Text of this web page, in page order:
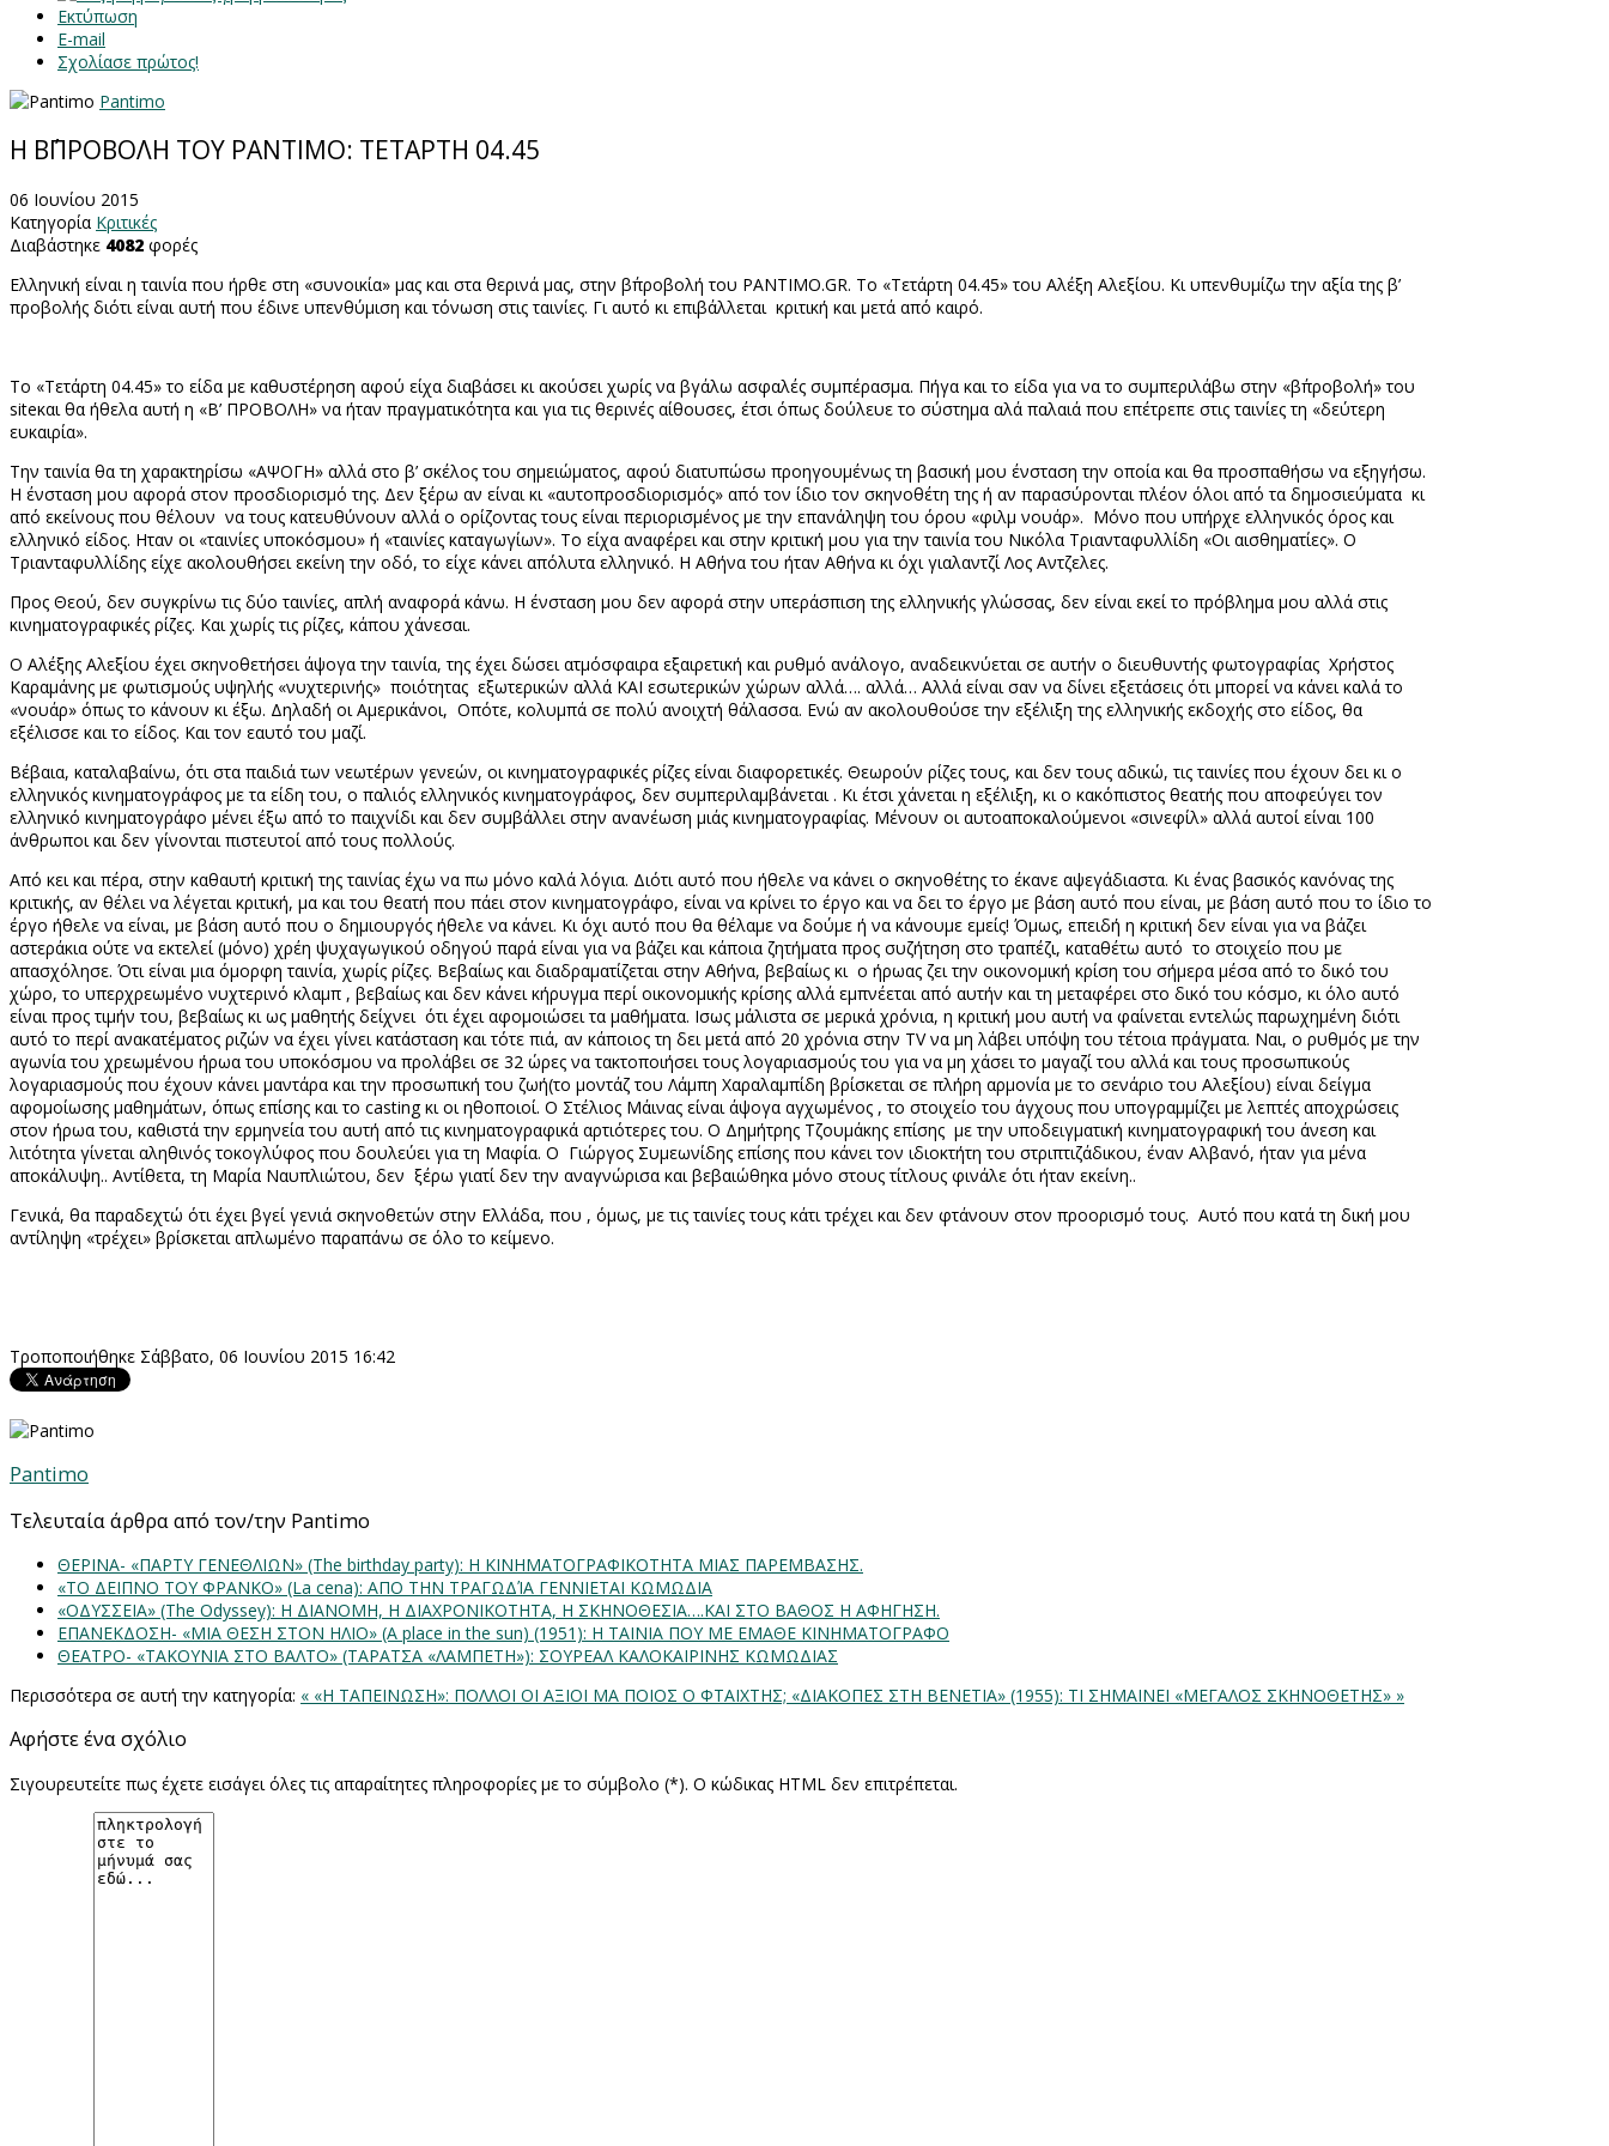
Εκτύπωση
E-mail
Σχολίασε πρώτος!
Pantimo
Η Β΄ΠΡΟΒΟΛΗ ΤΟΥ PANTIMO: ΤΕΤΑΡΤΗ 04.45
06 Ιουνίου 2015
Κατηγορία Κριτικές
Διαβάστηκε 4082 φορές
Ελληνική είναι η ταινία που ήρθε στη «συνοικία» μας και στα θερινά μας, στην β΄προβολή του PANTIMO.GR. Το «Τετάρτη 04.45» του Αλέξη Αλεξίου. Κι υπενθυμίζω την αξία της β’
προβολής διότι είναι αυτή που έδινε υπενθύμιση και τόνωση στις ταινίες. Γι αυτό κι επιβάλλεται κριτική και μετά από καιρό.
Το «Τετάρτη 04.45» το είδα με καθυστέρηση αφού είχα διαβάσει κι ακούσει χωρίς να βγάλω ασφαλές συμπέρασμα. Πήγα και το είδα για να το συμπεριλάβω στην «β΄προβολή» του
siteκαι θα ήθελα αυτή η «Β’ ΠΡΟΒΟΛΗ» να ήταν πραγματικότητα και για τις θερινές αίθουσες, έτσι όπως δούλευε το σύστημα αλά παλαιά που επέτρεπε στις ταινίες τη «δεύτερη
ευκαιρία».
Την ταινία θα τη χαρακτηρίσω «ΑΨΟΓΗ» αλλά στο β’ σκέλος του σημειώματος, αφού διατυπώσω προηγουμένως τη βασική μου ένσταση την οποία και θα προσπαθήσω να εξηγήσω.
Η ένσταση μου αφορά στον προσδιορισμό της. Δεν ξέρω αν είναι κι «αυτοπροσδιορισμός» από τον ίδιο τον σκηνοθέτη της ή αν παρασύρονται πλέον όλοι από τα δημοσιεύματα κι
από εκείνους που θέλουν να τους κατευθύνουν αλλά ο ορίζοντας τους είναι περιορισμένος με την επανάληψη του όρου «φιλμ νουάρ». Μόνο που υπήρχε ελληνικός όρος και
ελληνικό είδος. Ηταν οι «ταινίες υποκόσμου» ή «ταινίες καταγωγίων». Το είχα αναφέρει και στην κριτική μου για την ταινία του Νικόλα Τριανταφυλλίδη «Οι αισθηματίες». Ο
Τριανταφυλλίδης είχε ακολουθήσει εκείνη την οδό, το είχε κάνει απόλυτα ελληνικό. Η Αθήνα του ήταν Αθήνα κι όχι γιαλαντζί Λος Αντζελες.
Προς Θεού, δεν συγκρίνω τις δύο ταινίες, απλή αναφορά κάνω. Η ένσταση μου δεν αφορά στην υπεράσπιση της ελληνικής γλώσσας, δεν είναι εκεί το πρόβλημα μου αλλά στις
κινηματογραφικές ρίζες. Και χωρίς τις ρίζες, κάπου χάνεσαι.
Ο Αλέξης Αλεξίου έχει σκηνοθετήσει άψογα την ταινία, της έχει δώσει ατμόσφαιρα εξαιρετική και ρυθμό ανάλογο, αναδεικνύεται σε αυτήν ο διευθυντής φωτογραφίας Χρήστος
Καραμάνης με φωτισμούς υψηλής «νυχτερινής» ποιότητας εξωτερικών αλλά ΚΑΙ εσωτερικών χώρων αλλά…. αλλά… Αλλά είναι σαν να δίνει εξετάσεις ότι μπορεί να κάνει καλά το
«νουάρ» όπως το κάνουν κι έξω. Δηλαδή οι Αμερικάνοι, Οπότε, κολυμπά σε πολύ ανοιχτή θάλασσα. Ενώ αν ακολουθούσε την εξέλιξη της ελληνικής εκδοχής στο είδος, θα
εξέλισσε και το είδος. Και τον εαυτό του μαζί.
Βέβαια, καταλαβαίνω, ότι στα παιδιά των νεωτέρων γενεών, οι κινηματογραφικές ρίζες είναι διαφορετικές. Θεωρούν ρίζες τους, και δεν τους αδικώ, τις ταινίες που έχουν δει κι ο
ελληνικός κινηματογράφος με τα είδη του, ο παλιός ελληνικός κινηματογράφος, δεν συμπεριλαμβάνεται . Κι έτσι χάνεται η εξέλιξη, κι ο κακόπιστος θεατής που αποφεύγει τον
ελληνικό κινηματογράφο μένει έξω από το παιχνίδι και δεν συμβάλλει στην ανανέωση μιάς κινηματογραφίας. Μένουν οι αυτοαποκαλούμενοι «σινεφίλ» αλλά αυτοί είναι 100
άνθρωποι και δεν γίνονται πιστευτοί από τους πολλούς.
Από κει και πέρα, στην καθαυτή κριτική της ταινίας έχω να πω μόνο καλά λόγια. Διότι αυτό που ήθελε να κάνει ο σκηνοθέτης το έκανε αψεγάδιαστα. Κι ένας βασικός κανόνας της
κριτικής, αν θέλει να λέγεται κριτική, μα και του θεατή που πάει στον κινηματογράφο, είναι να κρίνει το έργο και να δει το έργο με βάση αυτό που είναι, με βάση αυτό που το ίδιο το
έργο ήθελε να είναι, με βάση αυτό που ο δημιουργός ήθελε να κάνει. Κι όχι αυτό που θα θέλαμε να δούμε ή να κάνουμε εμείς! Όμως, επειδή η κριτική δεν είναι για να βάζει
αστεράκια ούτε να εκτελεί (μόνο) χρέη ψυχαγωγικού οδηγού παρά είναι για να βάζει και κάποια ζητήματα προς συζήτηση στο τραπέζι, καταθέτω αυτό το στοιχείο που με
απασχόλησε. Ότι είναι μια όμορφη ταινία, χωρίς ρίζες. Βεβαίως και διαδραματίζεται στην Αθήνα, βεβαίως κι ο ήρωας ζει την οικονομική κρίση του σήμερα μέσα από το δικό του
χώρο, το υπερχρεωμένο νυχτερινό κλαμπ , βεβαίως και δεν κάνει κήρυγμα περί οικονομικής κρίσης αλλά εμπνέεται από αυτήν και τη μεταφέρει στο δικό του κόσμο, κι όλο αυτό
είναι προς τιμήν του, βεβαίως κι ως μαθητής δείχνει ότι έχει αφομοιώσει τα μαθήματα. Ισως μάλιστα σε μερικά χρόνια, η κριτική μου αυτή να φαίνεται εντελώς παρωχημένη διότι
αυτό το περί ανακατέματος ριζών να έχει γίνει κατάσταση και τότε πιά, αν κάποιος τη δει μετά από 20 χρόνια στην TVνα μη λάβει υπόψη του τέτοια πράγματα. Ναι, ο ρυθμός με την
αγωνία του χρεωμένου ήρωα του υποκόσμου να προλάβει σε 32 ώρες να τακτοποιήσει τους λογαριασμούς του για να μη χάσει το μαγαζί του αλλά και τους προσωπικούς
λογαριασμούς που έχουν κάνει μαντάρα και την προσωπική του ζωή(το μοντάζ του Λάμπη Χαραλαμπίδη βρίσκεται σε πλήρη αρμονία με το σενάριο του Αλεξίου) είναι δείγμα
αφομοίωσης μαθημάτων, όπως επίσης και το castingκι οι ηθοποιοί. Ο Στέλιος Μάινας είναι άψογα αγχωμένος , το στοιχείο του άγχους που υπογραμμίζει με λεπτές αποχρώσεις
στον ήρωα του, καθιστά την ερμηνεία του αυτή από τις κινηματογραφικά αρτιότερες του. Ο Δημήτρης Τζουμάκης επίσης με την υποδειγματική κινηματογραφική του άνεση και
λιτότητα γίνεται αληθινός τοκογλύφος που δουλεύει για τη Μαφία. Ο Γιώργος Συμεωνίδης επίσης που κάνει τον ιδιοκτήτη του στριπτιζάδικου, έναν Αλβανό, ήταν για μένα
αποκάλυψη.. Αντίθετα, τη Μαρία Ναυπλιώτου, δεν ξέρω γιατί δεν την αναγνώρισα και βεβαιώθηκα μόνο στους τίτλους φινάλε ότι ήταν εκείνη..
Γενικά, θα παραδεχτώ ότι έχει βγεί γενιά σκηνοθετών στην Ελλάδα, που , όμως, με τις ταινίες τους κάτι τρέχει και δεν φτάνουν στον προορισμό τους. Αυτό που κατά τη δική μου
αντίληψη «τρέχει» βρίσκεται απλωμένο παραπάνω σε όλο το κείμενο.
Τροποποιήθηκε Σάββατο, 06 Ιουνίου 2015 16:42
Pantimo
Τελευταία άρθρα από τον/την Pantimo
ΘΕΡΙΝΑ- «ΠΑΡΤΥ ΓΕΝΕΘΛΙΩΝ» (The birthday party): H KINHMATOΓΡΑΦΙΚΟΤΗΤΑ ΜΙΑΣ ΠΑΡΕΜΒΑΣΗΣ.
«ΤΟ ΔΕΙΠΝΟ ΤΟΥ ΦΡΑΝΚΟ» (La cena): ΑΠΟ ΤΗΝ ΤΡΑΓΩΔΊΑ ΓΕΝΝΙΕΤΑΙ ΚΩΜΩΔΙΑ
«ΟΔΥΣΣΕΙΑ» (The Odyssey): Η ΔΙΑΝΟΜΗ, Η ΔΙΑΧΡΟΝΙΚΟΤΗΤΑ, Η ΣΚΗΝΟΘΕΣΙΑ….ΚΑΙ ΣΤΟ ΒΑΘΟΣ Η ΑΦΗΓΗΣΗ.
ΕΠΑΝΕΚΔΟΣΗ- «ΜΙΑ ΘΕΣΗ ΣΤΟΝ ΗΛΙΟ» (Α place in the sun) (1951): Η ΤΑΙΝΙΑ ΠΟΥ ΜΕ ΕΜΑΘΕ ΚΙΝΗΜΑΤΟΓΡΑΦΟ
ΘΕΑΤΡΟ- «ΤΑΚΟΥΝΙΑ ΣΤΟ ΒΑΛΤΟ» (ΤΑΡΑΤΣΑ «ΛΑΜΠΕΤΗ»): ΣΟΥΡΕΑΛ ΚΑΛΟΚΑΙΡΙΝΗΣ ΚΩΜΩΔΙΑΣ
Περισσότερα σε αυτή την κατηγορία: « «Η ΤΑΠΕΙΝΩΣΗ»: ΠΟΛΛΟΙ ΟΙ ΑΞΙΟΙ ΜΑ ΠΟΙΟΣ Ο ΦΤΑΙΧΤΗΣ; «ΔΙΑΚΟΠΕΣ ΣΤΗ ΒΕΝΕΤΙΑ» (1955): ΤΙ ΣΗΜΑΙΝΕΙ «ΜΕΓΑΛΟΣ ΣΚΗΝΟΘΕΤΗΣ» »
Αφήστε ένα σχόλιο
Σιγουρευτείτε πως έχετε εισάγει όλες τις απαραίτητες πληροφορίες με το σύμβολο (*). Ο κώδικας HTML δεν επιτρέπεται.